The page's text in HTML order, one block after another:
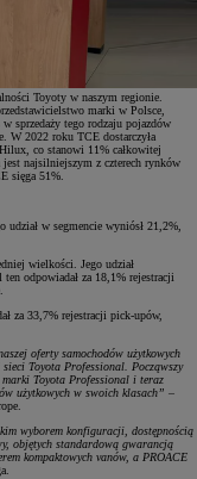
Toyoty w naszym regionie.
marki w Polsce,
sprzedaży tego rodzaju pojazdów
W 2022 roku TCE dostarczyła
co stanowi 11% całkowitej
jest najsilniejszym z czterech rynków
sięga 51%.
w segmencie wyniósł 21,2%,
wielkości. Jego udział
odpowiadał za 18,1% rejestracji
za 33,7% rejestracji pick-upów,
oferty samochodów użytkowych
Toyota Professional. Począwszy
Toyota Professional i teraz
użytkowych w swoich klasach” –
wyborem konfiguracji, dostępnością
objętych standardową gwarancją
kompaktowych vanów, a PROACE